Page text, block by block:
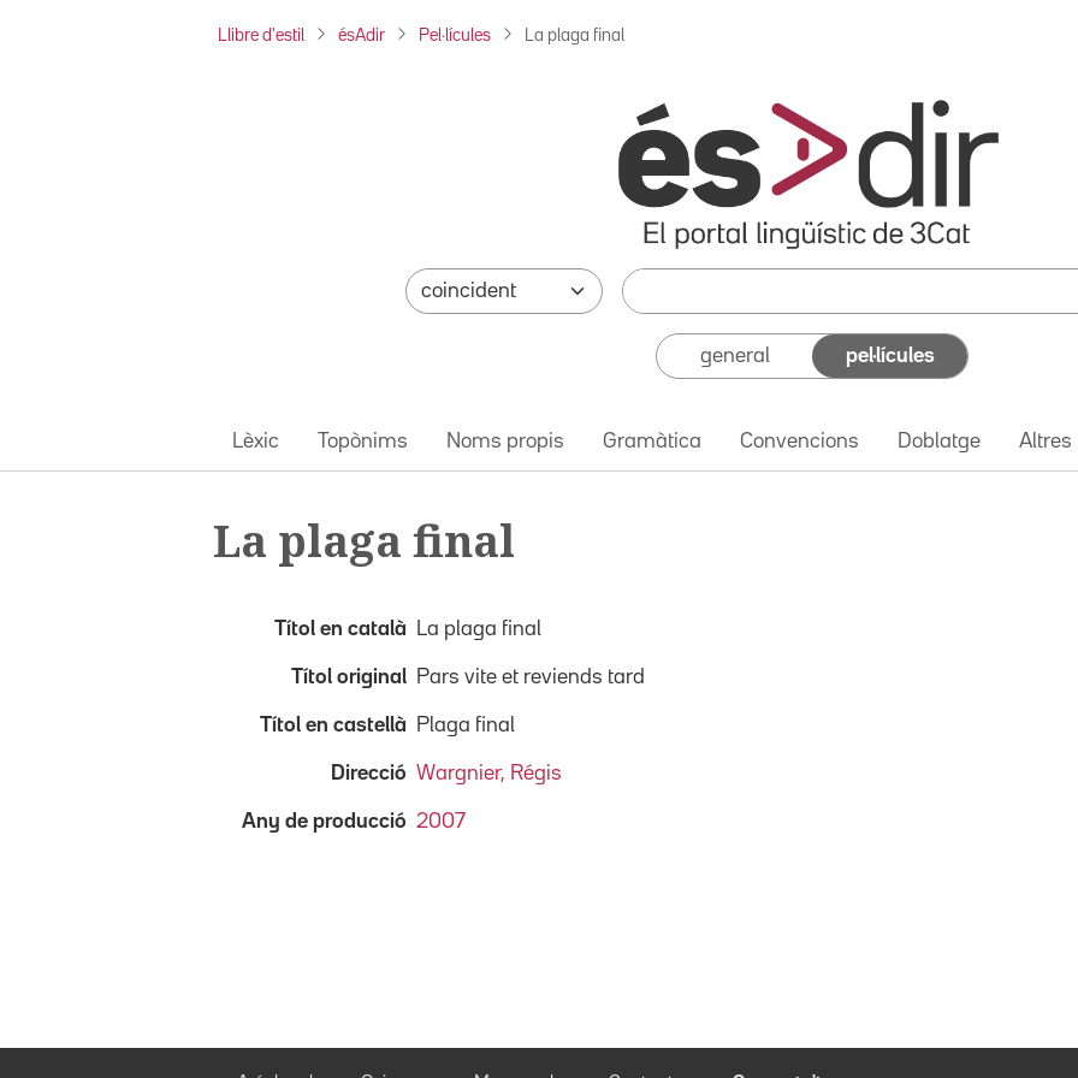
Llibre d'estil ésAdir Pel·lícules La plaga final
general pel·lícules
Lèxic Topònims Noms propis Gramàtica Convencions Doblatge Altres
La plaga final
Títol en català La plaga final
Títol original Pars vite et reviends tard
Títol en castellà Plaga final
Direcció Wargnier, Régis
Any de producció 2007